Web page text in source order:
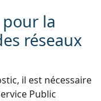
la
réseaux
il est nécessaire
Public